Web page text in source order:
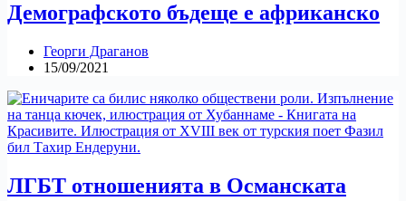
Демографското бъдеще е африканско
Георги Драганов
15/09/2021
ЛГБТ отношенията в Османската